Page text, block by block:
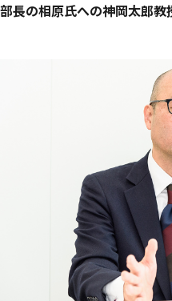
部長の相原氏への神岡太郎教